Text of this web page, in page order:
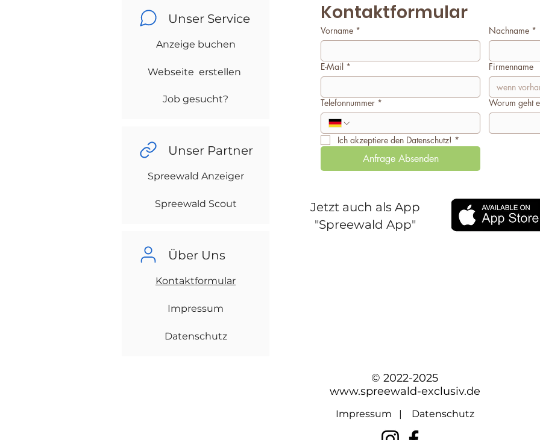
Unser Service
Anzeige buchen
Webseite erstellen
Job gesucht?
Unser Partner
Spreewald Anzeiger
Spreewald Scout
Über Uns
Kontaktformular
Impressum
Datenschutz
Kontaktformular
Vorname * Nachname *
E-Mail * Firmenname
Telefonnummer * Worum geht
Ich akzeptiere den Datenschutz! *
Anfrage Absenden
Jetzt auch als App
"Spreewald App"
© 2022-2025
www.spreewald-exclusiv.de
Impressum | Datenschutz